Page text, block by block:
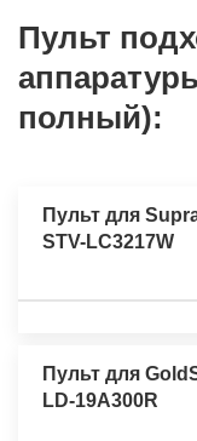
Пульт
полный):
Пульт для
STV-LC3217W
Пульт для
LD-19A300R